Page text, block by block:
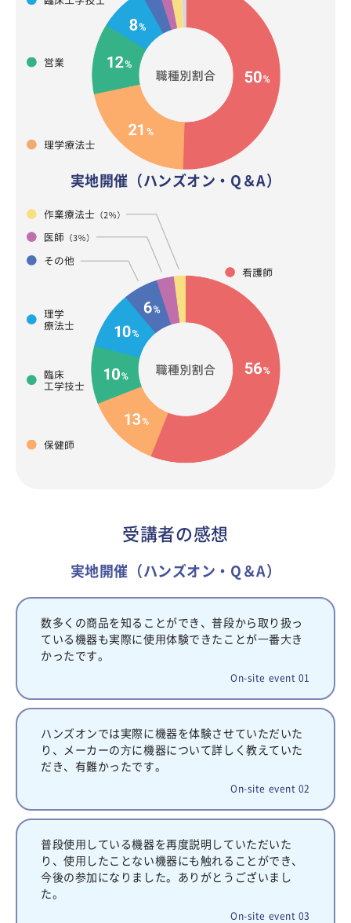
実地開催（ハンズオン・Q＆A）
受講者の感想
実地開催（ハンズオン・Q＆A）
数多くの商品を知ることができ、普段から取り扱っ
ている機器も実際に使⽤体験できたことが⼀番⼤き
かったです。
On-site event 01
ハンズオンでは実際に機器を体験させていただいた
り、メーカーの⽅に機器について詳しく教えていた
だき、有難かったです。
On-site event 02
普段使⽤している機器を再度説明していただいた
り、使⽤したことない機器にも触れることができ、
今後の参加になりました。ありがとうございまし
た。
On-site event 03